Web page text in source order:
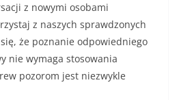
z nowymi osobami
z naszych sprawdzonych
że poznanie odpowiedniego
nie wymaga stosowania
pozorom jest niezwykle